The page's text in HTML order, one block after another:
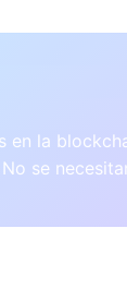
en la
se